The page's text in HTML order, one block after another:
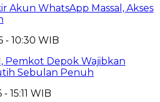
Akun WhatsApp Massal, Akses
- 10:30 WIB
Pemkot Depok Wajibkan
Sebulan Penuh
15:11 WIB